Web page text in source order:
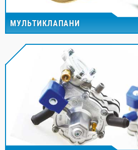
МУЛЬТИКЛАПАНИ